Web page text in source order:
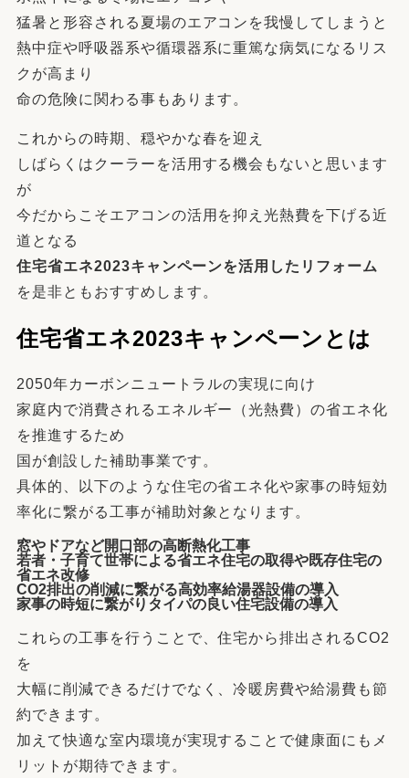
猛暑と形容される夏場のエアコンを我慢してしまうと
熱中症や呼吸器系や循環器系に重篤な病気になるリス
クが高まり
命の危険に関わる事もあります。
これからの時期、穏やかな春を迎え
しばらくはクーラーを活用する機会もないと思います
が
今だからこそエアコンの活用を抑え光熱費を下げる近
道となる
住宅省エネ2023キャンペーンを活用したリフォーム
を是非ともおすすめします。
住宅省エネ2023キャンペーンとは
2050年カーボンニュートラルの実現に向け
家庭内で消費されるエネルギー（光熱費）の省エネ化
を推進するため
国が創設した補助事業です。
具体的、以下のような住宅の省エネ化や家事の時短効
率化に繋がる工事が補助対象となります。
窓やドアなど開口部の高断熱化工事
若者・子育て世帯による省エネ住宅の取得や既存住宅の
省エネ改修
CO2排出の削減に繋がる高効率給湯器設備の導入
家事の時短に繋がりタイパの良い住宅設備の導入
これらの工事を行うことで、住宅から排出されるCO2
を
大幅に削減できるだけでなく、冷暖房費や給湯費も節
約できます。
加えて快適な室内環境が実現することで健康面にもメ
リットが期待できます。